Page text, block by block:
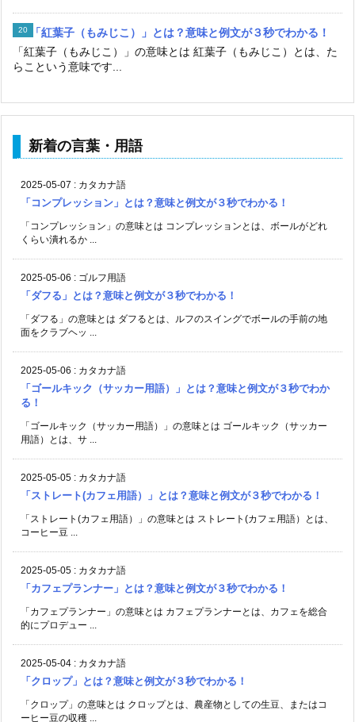
「紅葉子（もみじこ）」とは？意味と例文が３秒でわかる！
「紅葉子（もみじこ）」の意味とは 紅葉子（もみじこ）とは、た
らこという意味です...
新着の言葉・用語
2025-05-07 : カタカナ語
「コンプレッション」とは？意味と例文が３秒でわかる！
「コンプレッション」の意味とは コンプレッションとは、ボールがどれ
くらい潰れるか ...
2025-05-06 : ゴルフ用語
「ダフる」とは？意味と例文が３秒でわかる！
「ダフる」の意味とは ダフるとは、ルフのスイングでボールの手前の地
面をクラブヘッ ...
2025-05-06 : カタカナ語
「ゴールキック（サッカー用語）」とは？意味と例文が３秒でわか
る！
「ゴールキック（サッカー用語）」の意味とは ゴールキック（サッカー
用語）とは、サ ...
2025-05-05 : カタカナ語
「ストレート(カフェ用語）」とは？意味と例文が３秒でわかる！
「ストレート(カフェ用語）」の意味とは ストレート(カフェ用語）とは、
コーヒー豆 ...
2025-05-05 : カタカナ語
「カフェプランナー」とは？意味と例文が３秒でわかる！
「カフェプランナー」の意味とは カフェプランナーとは、カフェを総合
的にプロデュー ...
2025-05-04 : カタカナ語
「クロップ」とは？意味と例文が３秒でわかる！
「クロップ」の意味とは クロップとは、農産物としての生豆、またはコ
ーヒー豆の収穫 ...